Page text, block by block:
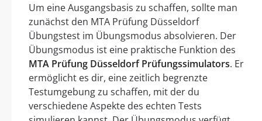
Um eine Ausgangsbasis zu schaffen, sollte man
zunächst den MTA Prüfung Düsseldorf
Übungstest im Übungsmodus absolvieren. Der
Übungsmodus ist eine praktische Funktion des
MTA Prüfung Düsseldorf Prüfungssimulators. Er
ermöglicht es dir, eine zeitlich begrenzte
Testumgebung zu schaffen, mit der du
verschiedene Aspekte des echten Tests